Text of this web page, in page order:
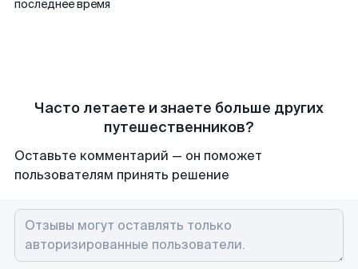
последнее время
Часто летаете и знаете больше других
путешественников?
Оставьте комментарий — он поможет
пользователям принять решение